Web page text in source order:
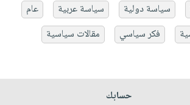
سياسة دولية سياسة عربية
عام
فكر سياسي مقالات سياسية
حسابك